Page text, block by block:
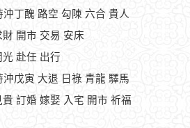
丁醜 路空 勾陳 六合 貴人
開市 交易 安床
赴任 出行
戊寅 大退 日祿 青龍 驛馬
訂婚 嫁娶 入宅 開市 祈福